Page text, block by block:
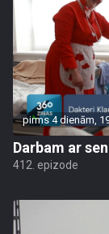
pirms 4 dienām,
Darbam ar
412. epizode